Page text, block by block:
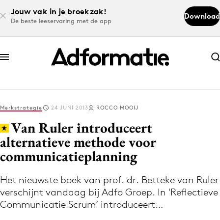
Jouw vak in je broekzak!
De beste leeservaring met de app
Download
Abonneer nu
Abonneer nu
Log in
Download de app
Volg het laatste nieuws via de Adformatie
Nieuws app
Merkstrategie 24 JUNI 2013 ROCCO MOOIJ
Van Ruler introduceert
alternatieve methode voor
communicatieplanning
Het nieuwste boek van prof. dr. Betteke van Ruler
verschijnt vandaag bij Adfo Groep. In 'Reflectieve
Communicatie Scrum’ introduceert…